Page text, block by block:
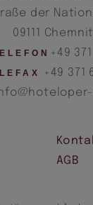
der
09111
+49
+49 371
AGB